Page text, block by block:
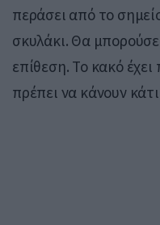
περάσει από το
σκυλάκι. Θα μπορούσε
επίθεση. Το κακό έχει
πρέπει να κάνουν